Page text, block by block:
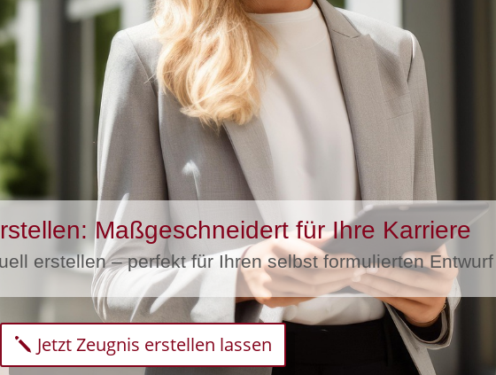
Maßgeschneidert für Ihre Karriere
erstellen – perfekt für Ihren selbst formulierten
Jetzt Zeugnis erstellen lassen